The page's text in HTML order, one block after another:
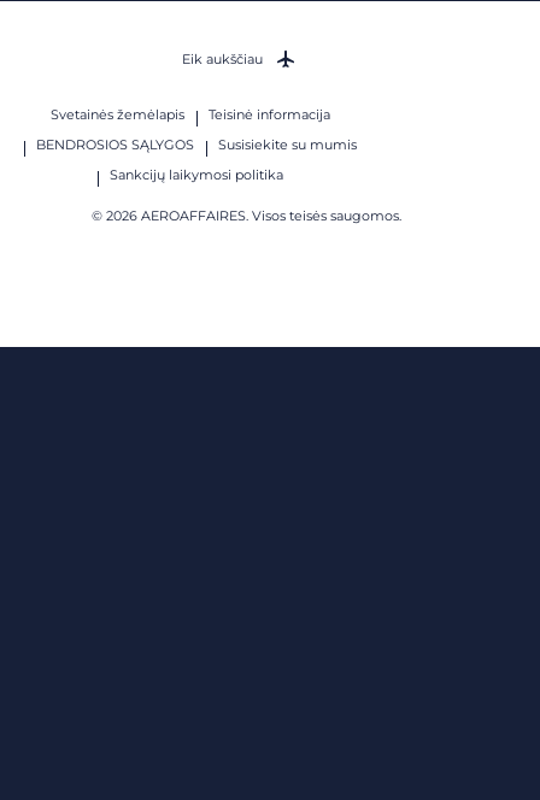
Svetainės žemėlapis
Teisinė informacija
BENDROSIOS SĄLYGOS
Susisiekite su mumis
Sankcijų laikymosi politika
© 2026 AEROAFFAIRES. Visos teisės saugomos.
Eik aukščiau